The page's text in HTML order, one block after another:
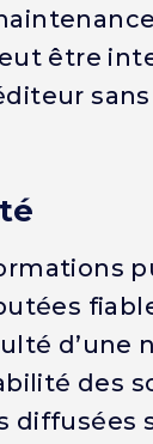
être
d’une
des
diffusées